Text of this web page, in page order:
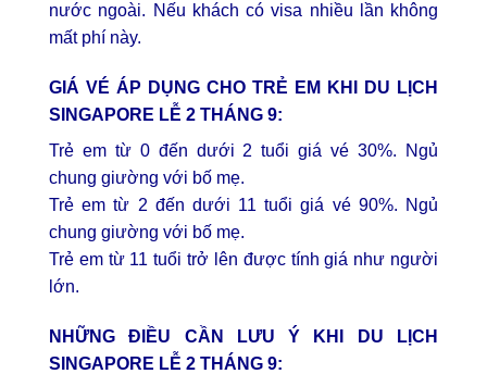
nước ngoài. Nếu khách có visa nhiều lần không
mất phí này.
GIÁ VÉ ÁP DỤNG CHO TRẺ EM KHI DU LỊCH
SINGAPORE LỄ 2 THÁNG 9:
Trẻ em từ 0 đến dưới 2 tuổi giá vé 30%. Ngủ
chung giường với bố mẹ.
Trẻ em từ 2 đến dưới 11 tuổi giá vé 90%. Ngủ
chung giường với bố mẹ.
Trẻ em từ 11 tuổi trở lên được tính giá như người
lớn.
NHỮNG ĐIỀU CẦN LƯU Ý KHI DU LỊCH
SINGAPORE LỄ 2 THÁNG 9: